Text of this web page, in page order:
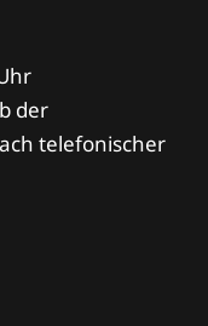
der
telefonischer